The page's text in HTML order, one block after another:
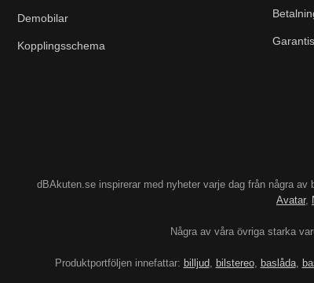
Demobilar
Kopplingsschema
dBAkuten.se inspirerar med nyheter varje dag från några
Avatar,
Några av våra övriga starka
Produktportföljen innefattar: billjud, bilstereo, baslåda,